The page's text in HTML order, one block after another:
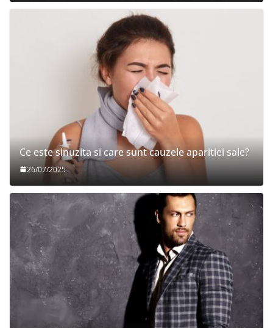
Ce este sinuzita si care sunt cauzele aparitiei sale?
26/07/2025